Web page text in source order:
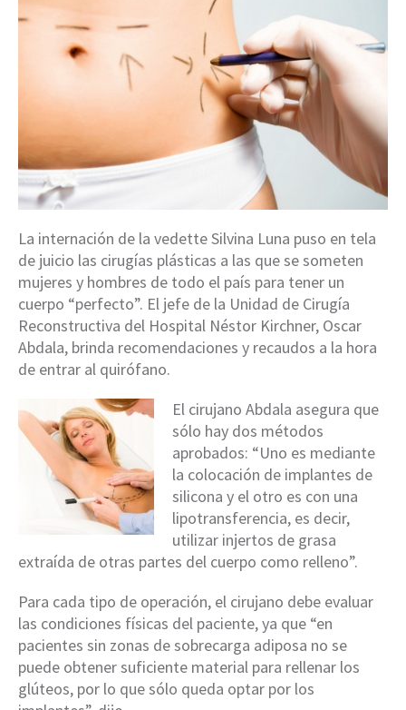
La internación de la vedette Silvina Luna puso en tela
de juicio las cirugías plásticas a las que se someten
mujeres y hombres de todo el país para tener un
cuerpo “perfecto”. El jefe de la Unidad de Cirugía
Reconstructiva del Hospital Néstor Kirchner, Oscar
Abdala, brinda recomendaciones y recaudos a la hora
de entrar al quirófano.
El cirujano Abdala asegura que
sólo hay dos métodos
aprobados: “Uno es mediante
la colocación de implantes de
silicona y el otro es con una
lipotransferencia, es decir,
utilizar injertos de grasa
extraída de otras partes del cuerpo como relleno”.
Para cada tipo de operación, el cirujano debe evaluar
las condiciones físicas del paciente, ya que “en
pacientes sin zonas de sobrecarga adiposa no se
puede obtener suficiente material para rellenar los
glúteos, por lo que sólo queda optar por los